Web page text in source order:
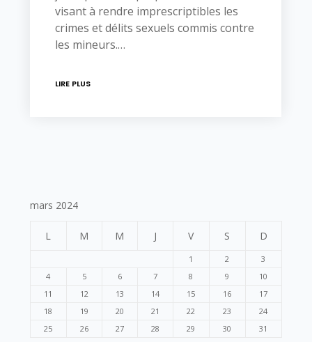
visant à rendre imprescriptibles les
crimes et délits sexuels commis contre
les mineurs.…
LIRE PLUS
mars 2024
L M M J V S D
1 2
3
4
5 6 7 8 9
10
11
12 13 14 15 16
17
18
19 20 21 22 23
24
25
26 27 28 29 30 31